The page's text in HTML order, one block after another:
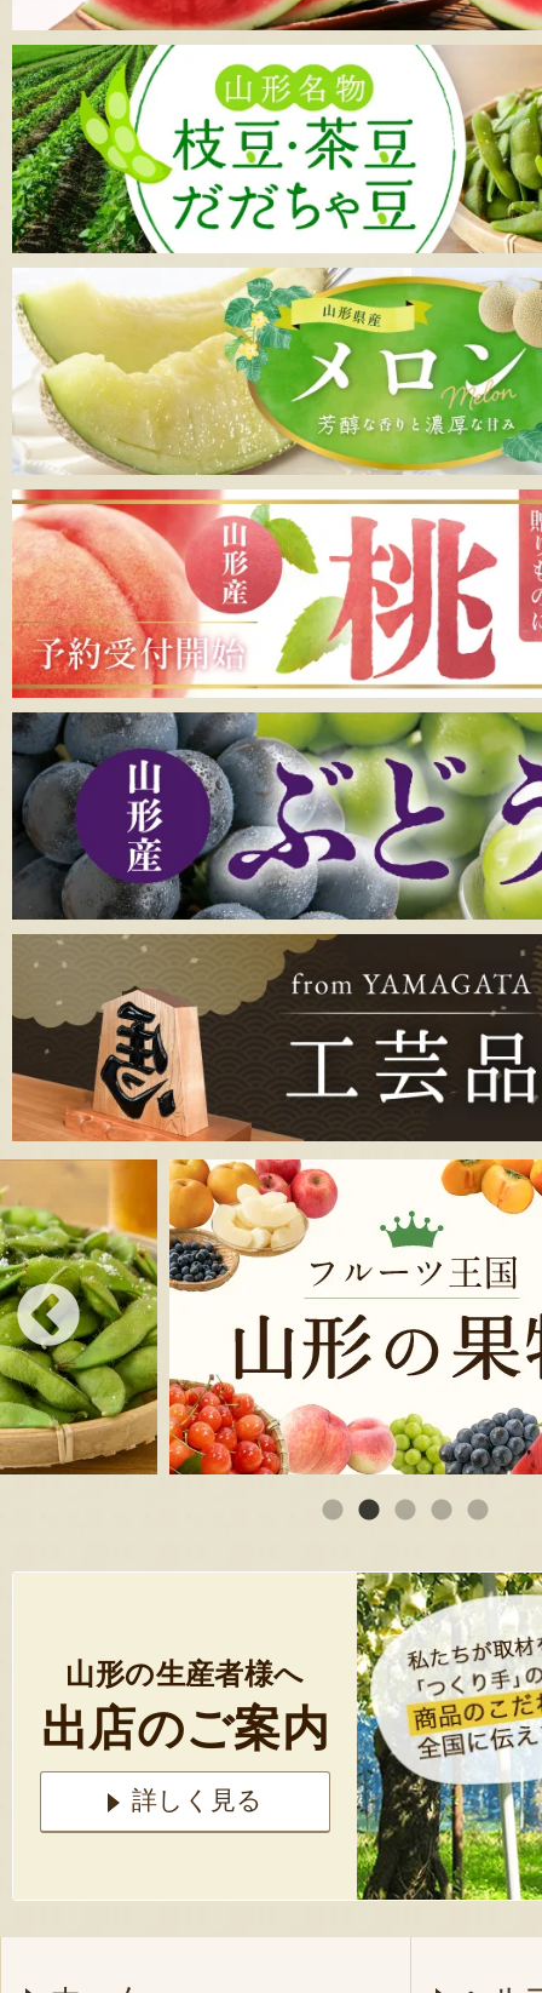
山形の生産者様へ
出店のご案内
詳しく見る